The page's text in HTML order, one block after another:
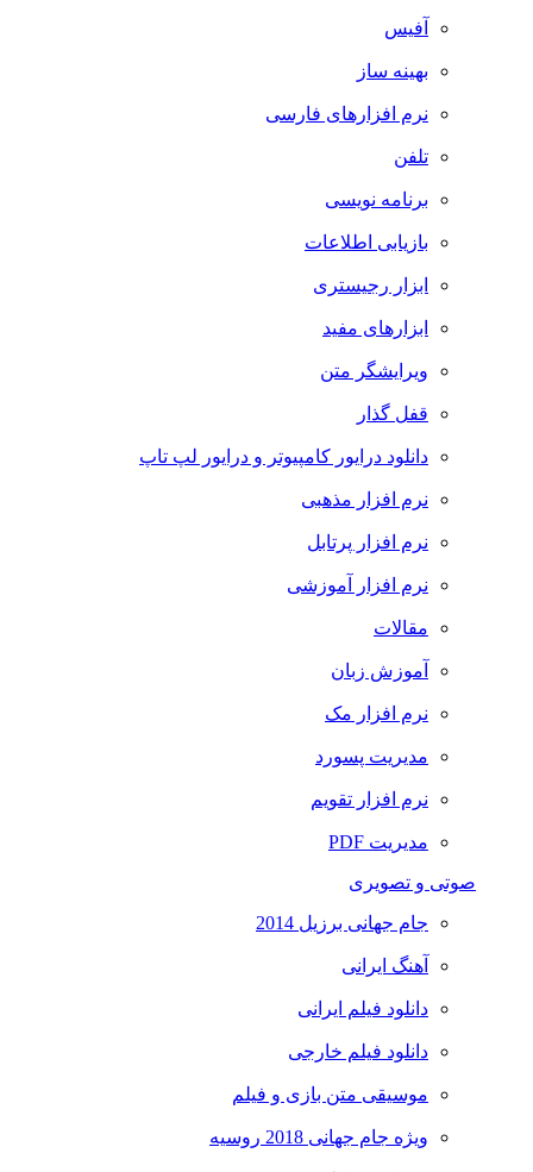
آفیس
بهینه ساز
نرم افزارهای فارسی
تلفن
برنامه نویسی
بازیابی اطلاعات
ابزار رجیستری
ابزارهای مفید
ویرایشگر متن
قفل گذار
دانلود درایور کامپیوتر و درایور لپ تاپ
نرم افزار مذهبی
نرم افزار پرتابل
نرم افزار آموزشی
مقالات
آموزش زبان
نرم افزار مک
مدیریت پسورد
نرم افزار تقویم
مدیریت PDF
صوتی و تصویری
جام جهانی برزیل 2014
آهنگ ایرانی
دانلود فیلم ایرانی
دانلود فیلم خارجی
موسیقی متن بازی و فیلم
ویژه جام جهانی 2018 روسیه